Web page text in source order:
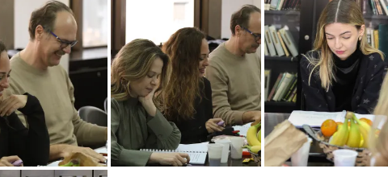
untitled_33 untitled_34 untitled_40